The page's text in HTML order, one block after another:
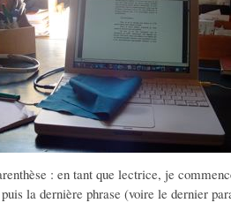
: en tant que lectrice, je
la dernière phrase (voire le dernier